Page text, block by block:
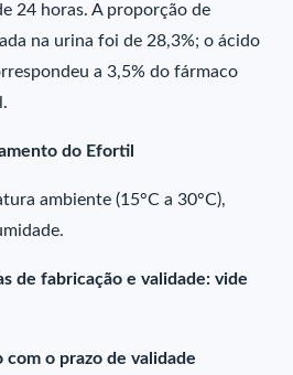
24 horas. A proporção de
na urina foi de 28,3%; o ácido
a 3,5% do fármaco
do Efortil
ambiente (15°C a 30°C),
de fabricação e validade: vide
com o prazo de validade